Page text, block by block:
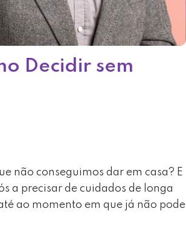
Decidir sem
não conseguimos dar em casa? E
a precisar de cuidados de longa
ao momento em que já não pode